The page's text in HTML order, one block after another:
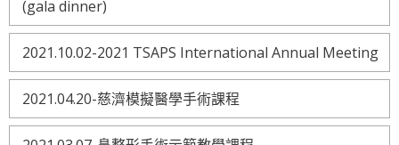
(gala dinner)
2021.10.02-2021 TSAPS International Annual Meeting
2021.04.20-慈濟模擬醫學手術課程